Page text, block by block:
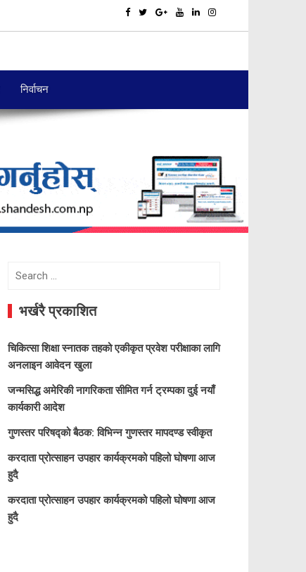
निर्वाचन
Search
भर्खरै प्रकाशित
चिकित्सा शिक्षा स्नातक तहको एकीकृत प्रवेश परीक्षाका लागि
अनलाइन आवेदन खुला
जन्मसिद्ध अमेरिकी नागरिकता सीमित गर्न ट्रम्पका दुई नयाँ
कार्यकारी आदेश
गुणस्तर परिषद्को बैठक: विभिन्न गुणस्तर मापदण्ड स्वीकृत
करदाता प्रोत्साहन उपहार कार्यक्रमको पहिलो घोषणा आज
हुदै
करदाता प्रोत्साहन उपहार कार्यक्रमको पहिलो घोषणा आज
हुदै